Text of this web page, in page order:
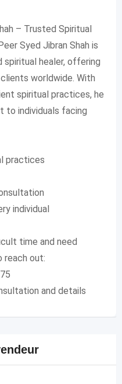
– Trusted Spiritual
Syed Jibran Shah is
spiritual healer, offering
worldwide. With
spiritual practices, he
to individuals facing
practices
individual
time and need
reach out:
and details